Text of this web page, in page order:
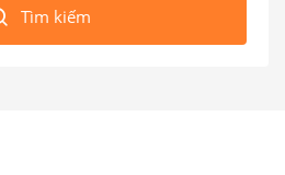
Tìm kiếm